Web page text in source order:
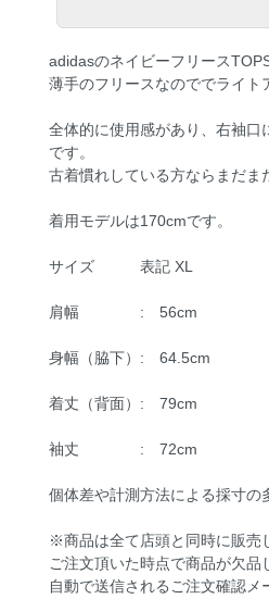
adidasのネイビーフリースTOPS
薄手のフリースなのででライト
全体的に使用感があり、右袖
です。
古着慣れしている方ならまだま
着用モデルは170cmです。
サイズ 表記 XL
肩幅 : 56cm
身幅（脇下）: 64.5cm
着丈（背面）: 79cm
袖丈 : 72cm
個体差や計測方法による採寸の
※商品は全て店頭と同時に販売
ご注文頂いた時点で商品が欠品
自動で送信されるご注文確認